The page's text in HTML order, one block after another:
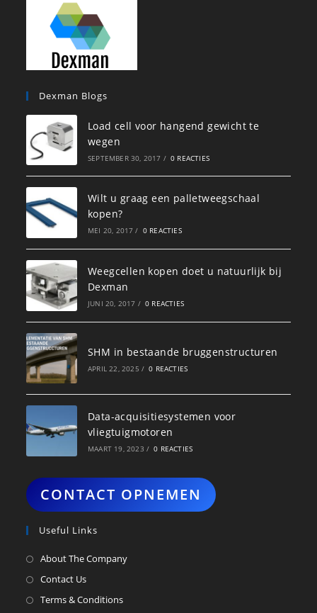
Dexman Blogs
Load cell voor hangend gewicht te
wegen
SEPTEMBER 30, 2017 / 0 REACTIES
Wilt u graag een palletweegschaal
kopen?
MEI 20, 2017 / 0 REACTIES
Weegcellen kopen doet u natuurlijk bij
Dexman
JUNI 20, 2017 / 0 REACTIES
SHM in bestaande bruggenstructuren
APRIL 22, 2025 / 0 REACTIES
Data-acquisitiesystemen voor
vliegtuigmotoren
MAART 19, 2023 / 0 REACTIES
CONTACT OPNEMEN
Useful Links
About The Company
Contact Us
Terms & Conditions